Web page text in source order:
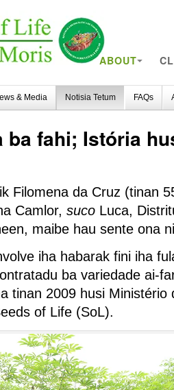
ABOUT
& Media Notisia Tetum FAQs
ba fahi; Istória
Filomena da Cruz (tinan
Camlor, suco Luca,
maibe hau sente ona
iha habarak fini iha
ba variedade ai-
tinan 2009 husi Ministério
of Life (SoL).